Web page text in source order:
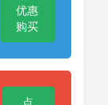
优惠
购买